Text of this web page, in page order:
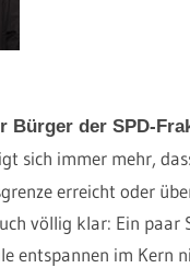
Bürger der SPD-
sich immer mehr,
erreicht oder
völlig klar: Ein paar
entspannen im Kern